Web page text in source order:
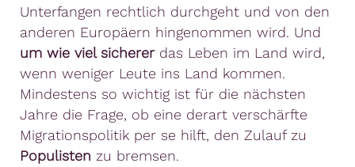
Unterfangen rechtlich durchgeht und von den
anderen Europäern hingenommen wird. Und
um wie viel sichererdas Leben im Land wird,
wenn weniger Leute ins Land kommen.
Mindestens so wichtig ist für die nächsten
Jahre die Frage, ob eine derart verschärfte
Migrationspolitik per se hilft, den Zulauf zu
Populisten zu bremsen.